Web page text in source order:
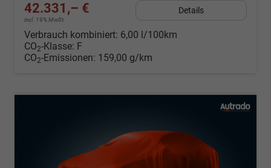
42.331,– €
incl. 19% MwSt.
Details
Verbrauch kombiniert: 6,00 l/100km
CO2-Klasse: F
CO2-Emissionen: 159,00 g/km